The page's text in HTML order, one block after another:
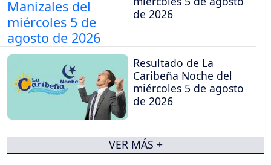
de 2026
Resultado de La
Caribeña Noche del
miércoles 5 de agosto
de 2026
VER MÁS +